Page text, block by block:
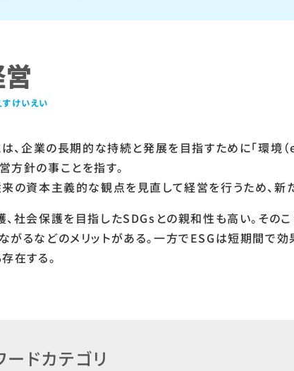
すけいえい
は、企業の長期的な持続と発展を目指すために「環境
方針の事ことを指す。
の資本主義的な観点を見直して経営を行うため、新
、社会保護を目指したSDGsとの親和性も高い。そ
がるなどのメリットがある。一方でESGは短期間で
在する。
ードカテゴリ